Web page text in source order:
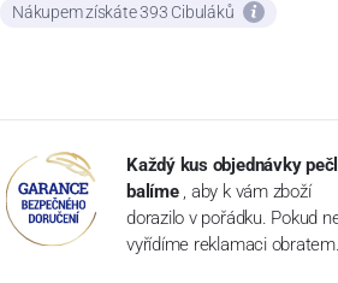
Nákupem získáte 393 Cibuláků
Každý kus objednávky
balíme , aby k vám zboží
dorazilo v pořádku. Pokud
vyřídíme reklamaci obratem.